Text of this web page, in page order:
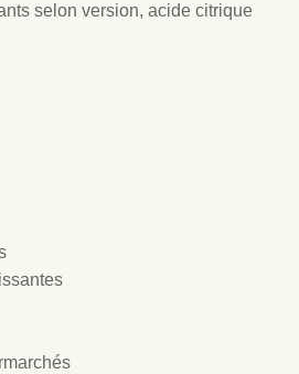
selon version, acide citrique